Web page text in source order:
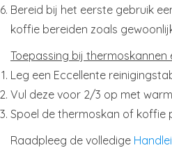
Bereid bij het eerste gebruik
koffie bereiden zoals
Toepassing bij
Leg een Eccellente
Vul deze voor 2/3 op met
Spoel de thermoskan of koffie
Raadpleeg de volledige